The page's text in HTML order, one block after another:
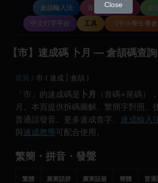
倉頡輸入法
速成輸入法教學
倉
中文打字平台
工具 《中小學生學
【市】速成碼 卜月 — 倉頡碼查詢
首頁 市 ( 速成 | 倉頡 )
「市」的速成碼是 卜月
（首碼+尾碼）
月。本頁提供拆碼圖解、繁簡字對照、
普通話發音。更多速成查字、 速成輸入
與速成教學可配合使用。
繁簡・拼音・發聲
繁體
廣東話拼
廣東話發
簡體
普通
Close